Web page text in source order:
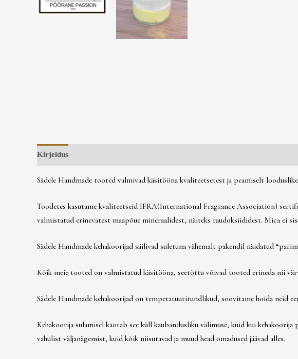
Kirjeldus
Sädele Handmade tooted valmivad käsitööna kvaliteetsetest ja peamiselt
Toodetes kasutame kvaliteetseid IFRA(International Fragrance Association)
valmistatud erinevatest maapõue mineraalidest, näiteks raudoksiididest. Mica ei
Sädele Handmade kehakoorijad säilivad suletuna vähemalt pakendil näidatud
Kõik meie tooted on valmistatud käsitööna, seetõttu võivad tooted erineda nii
Sädele Handmade kehakoorijad on temperatuuritundlikud, soovitame hoida neid
Kehakoorija sulamisel kaotab see küll kaubandusliku välimuse, kuid kui
vahulist väljanägemist, kuid kõik niisutavad ja muud head omadused jäävad alles.